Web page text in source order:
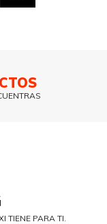
TIENE PARA TI.